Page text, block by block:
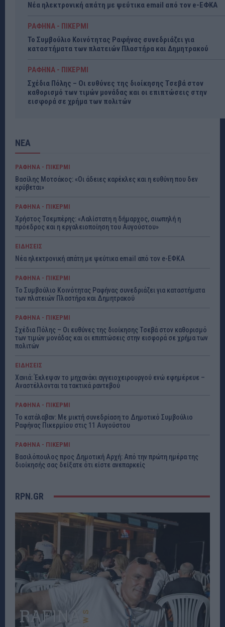
Νέα ηλεκτρονική απάτη με ψεύτικα email από τον e-ΕΦΚΑ
ΡΑΦΗΝΑ - ΠΙΚΕΡΜΙ
Το Συμβούλιο Κοινότητας Ραφήνας συνεδριάζει για
καταστήματα των πλατειών Πλαστήρα και Δημητρακού
ΡΑΦΗΝΑ - ΠΙΚΕΡΜΙ
Σχέδια Πόλης – Οι ευθύνες της διοίκησης Τσεβά στον
καθορισμό των τιμών μονάδας και οι επιπτώσεις στην
εισφορά σε χρήμα των πολιτών
ΝΕΑ
ΡΑΦΗΝΑ - ΠΙΚΕΡΜΙ
Βασίλης Μοτσάκος: «Οι άδειες καρέκλες και η ευθύνη που δεν
κρύβεται»
ΡΑΦΗΝΑ - ΠΙΚΕΡΜΙ
Χρήστος Τσεμπέρης: «Λαλίστατη η δήμαρχος, σιωπηλή η
πρόεδρος και η εργαλειοποίηση του Αυγούστου»
ΕΙΔΗΣΕΙΣ
Νέα ηλεκτρονική απάτη με ψεύτικα email από τον e-ΕΦΚΑ
ΡΑΦΗΝΑ - ΠΙΚΕΡΜΙ
Το Συμβούλιο Κοινότητας Ραφήνας συνεδριάζει για καταστήματα
των πλατειών Πλαστήρα και Δημητρακού
ΡΑΦΗΝΑ - ΠΙΚΕΡΜΙ
Σχέδια Πόλης – Οι ευθύνες της διοίκησης Τσεβά στον καθορισμό
των τιμών μονάδας και οι επιπτώσεις στην εισφορά σε χρήμα των
πολιτών
ΕΙΔΗΣΕΙΣ
Χανιά: Έκλεψαν το μηχανάκι αγγειοχειρουργού ενώ εφημέρευε –
Αναστέλλονται τα τακτικά ραντεβού
ΡΑΦΗΝΑ - ΠΙΚΕΡΜΙ
Το κατάλαβαν: Με μικτή συνεδρίαση το Δημοτικό Συμβούλιο
Ραφήνας Πικερμίου στις 11 Αυγούστου
ΡΑΦΗΝΑ - ΠΙΚΕΡΜΙ
Βασιλόπουλος προς Δημοτική Αρχή: Από την πρώτη ημέρα της
διοίκησής σας δείξατε ότι είστε ανεπαρκείς
RPN.GR